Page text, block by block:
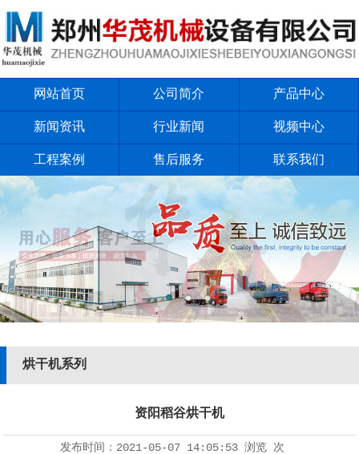
网站首页 公司简介 产品中心
新闻资讯 行业新闻 视频中心
工程案例 售后服务 联系我们
烘干机系列
资阳稻谷烘干机
发布时间： 2021-05-07 14:05:53浏览 次